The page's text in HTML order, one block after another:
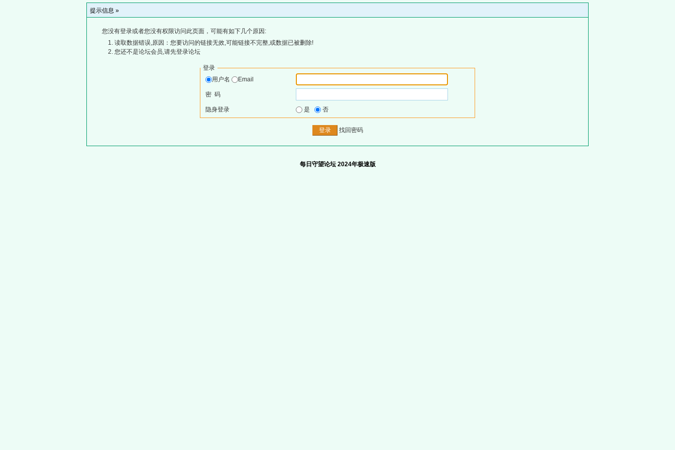
提示信息 »
您没有登录或者您没有权限访问此页面，可能有如下几个原因:
读取数据错误,原因：您要访问的链接无效,可能链接不完整,或数据已被删除!
您还不是论坛会员,请先登录论坛
登录
用户名
Email
密 码
隐身登录 是 否
找回密码
每日守望论坛 2024年极速版